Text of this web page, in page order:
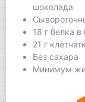
шоколада
18 г белка в
21 г
Без сахара
Минимум